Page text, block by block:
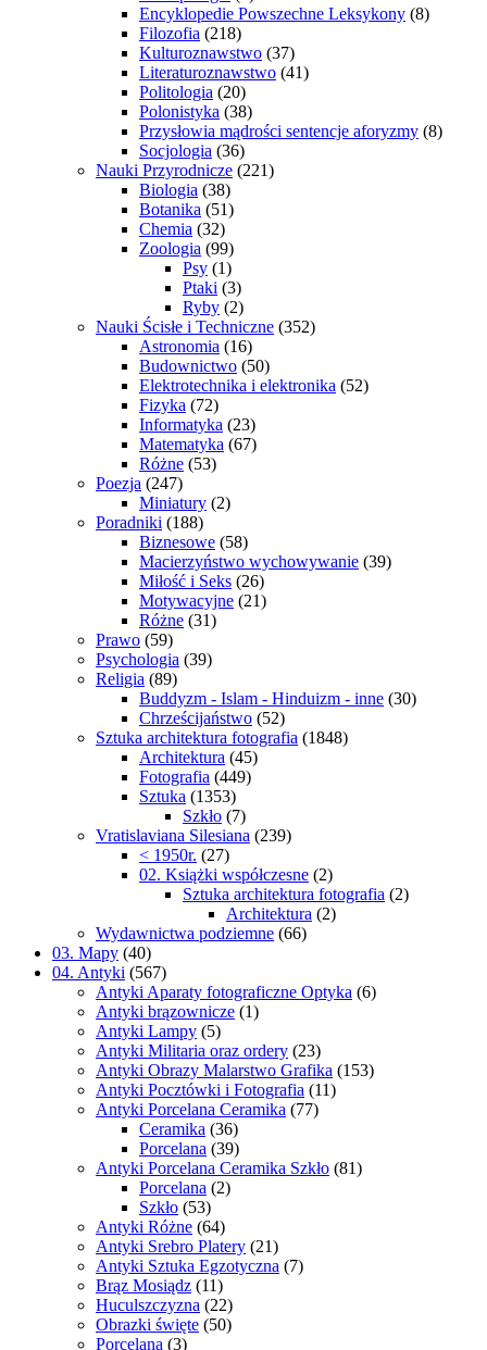
Encyklopedie Powszechne Leksykony (8)
Filozofia (218)
Kulturoznawstwo (37)
Literaturoznawstwo (41)
Politologia (20)
Polonistyka (38)
Przysłowia mądrości sentencje aforyzmy (8)
Socjologia (36)
Nauki Przyrodnicze (221)
Biologia (38)
Botanika (51)
Chemia (32)
Zoologia (99)
Psy (1)
Ptaki (3)
Ryby (2)
Nauki Ścisłe i Techniczne (352)
Astronomia (16)
Budownictwo (50)
Elektrotechnika i elektronika (52)
Fizyka (72)
Informatyka (23)
Matematyka (67)
Różne (53)
Poezja (247)
Miniatury (2)
Poradniki (188)
Biznesowe (58)
Macierzyństwo wychowywanie (39)
Miłość i Seks (26)
Motywacyjne (21)
Różne (31)
Prawo (59)
Psychologia (39)
Religia (89)
Buddyzm - Islam - Hinduizm - inne (30)
Chrześcijaństwo (52)
Sztuka architektura fotografia (1848)
Architektura (45)
Fotografia (449)
Sztuka (1353)
Szkło (7)
Vratislaviana Silesiana (239)
< 1950r. (27)
02. Książki współczesne (2)
Sztuka architektura fotografia (2)
Architektura (2)
Wydawnictwa podziemne (66)
03. Mapy (40)
04. Antyki (567)
Antyki Aparaty fotograficzne Optyka (6)
Antyki brązownicze (1)
Antyki Lampy (5)
Antyki Militaria oraz ordery (23)
Antyki Obrazy Malarstwo Grafika (153)
Antyki Pocztówki i Fotografia (11)
Antyki Porcelana Ceramika (77)
Ceramika (36)
Porcelana (39)
Antyki Porcelana Ceramika Szkło (81)
Porcelana (2)
Szkło (53)
Antyki Różne (64)
Antyki Srebro Platery (21)
Antyki Sztuka Egzotyczna (7)
Brąz Mosiądz (11)
Huculszczyzna (22)
Obrazki święte (50)
Porcelana (3)